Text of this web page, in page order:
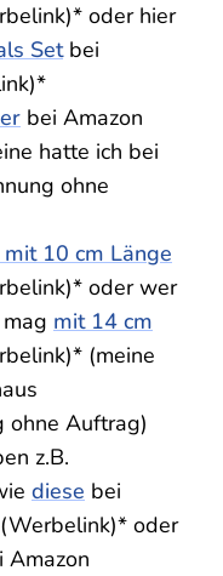
oder hier
Setbei
bei Amazon
hatte ich bei
ohne
10 cm Länge
oder wer
mit 14 cm
(meine
ohne Auftrag)
z.B.
diese bei
oder
Amazon